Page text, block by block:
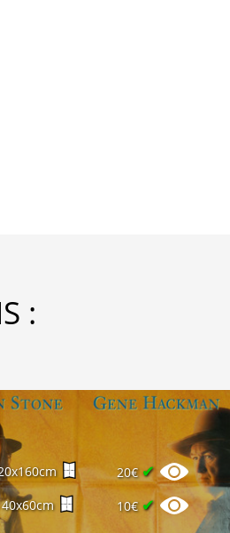
:
20€✔
40x60cm 10€ ✔